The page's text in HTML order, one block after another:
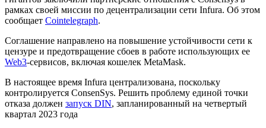
рамках своей миссии по децентрализации сети Infura. Об этом
сообщает Cointelegraph.
Соглашение направлено на повышение устойчивости сети к
цензуре и предотвращение сбоев в работе использующих ее
Web3-сервисов, включая кошелек MetaMask.
В настоящее время Infura централизована, поскольку
контролируется ConsenSys. Решить проблему единой точки
отказа должен запуск DIN, запланированный на четвертый
квартал 2023 года